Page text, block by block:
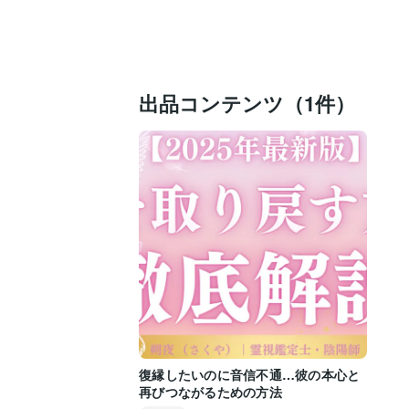
出品コンテンツ（1件）
復縁したいのに音信不通…彼の本心と
再びつながるための方法